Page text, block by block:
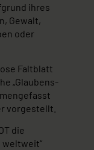
ihres
Gewalt,
oder
Faltblatt
„Glaubens-
vorgestellt.
die
weltweit“